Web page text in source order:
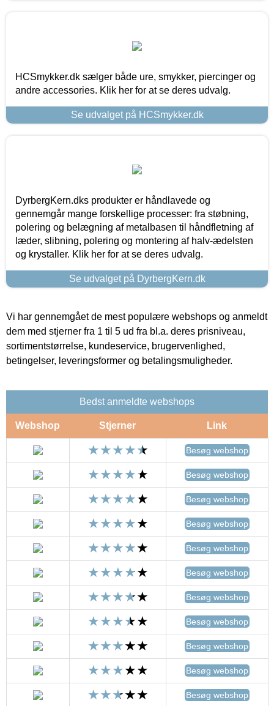
HCSmykker.dk sælger både ure, smykker, piercinger og
andre accessories. Klik her for at se deres udvalg.
Se udvalget på HCSmykker.dk
DyrbergKern.dks produkter er håndlavede og
gennemgår mange forskellige processer: fra støbning,
polering og belægning af metalbasen til håndfletning af
læder, slibning, polering og montering af halv-ædelsten
og krystaller. Klik her for at se deres udvalg.
Se udvalget på DyrbergKern.dk
Vi har gennemgået de mest populære webshops og anmeldt
dem med stjerner fra 1 til 5 ud fra bl.a. deres prisniveau,
sortimentstørrelse, kundeservice, brugervenlighed,
betingelser, leveringsformer og betalingsmuligheder.
Bedst anmeldte webshops
Webshop Stjerner Link
Besøg webshop
Besøg webshop
Besøg webshop
Besøg webshop
Besøg webshop
Besøg webshop
Besøg webshop
Besøg webshop
Besøg webshop
Besøg webshop
Besøg webshop